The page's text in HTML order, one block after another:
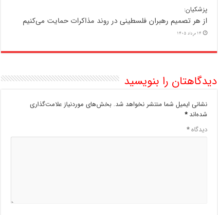
پزشکیان:
از هر تصمیم رهبران فلسطینی در روند مذاکرات حمایت می‌کنیم
14 مرداد 1405
دیدگاهتان را بنویسید
نشانی ایمیل شما منتشر نخواهد شد. بخش‌های موردنیاز علامت‌گذاری
شده‌اند*
دیدگاه*